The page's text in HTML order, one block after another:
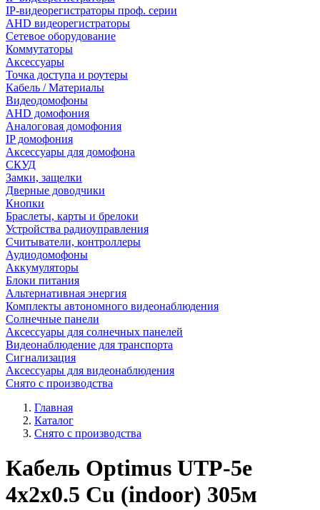
IP-видеорегистраторы проф. серии
AHD видеорегистраторы
Сетевое оборудование
Коммутаторы
Аксессуары
Точка доступа и роутеры
Кабель / Материалы
Видеодомофоны
AHD домофония
Аналоговая домофония
IP домофония
Аксессуары для домофона
СКУД
Замки, защелки
Дверные доводчики
Кнопки
Браслеты, карты и брелоки
Устройства радиоуправления
Считыватели, контроллеры
Аудиодомофоны
Аккумуляторы
Блоки питания
Альтернативная энергия
Комплекты автономного видеонаблюдения
Солнечные панели
Аксессуары для солнечных панелей
Видеонаблюдение для транспорта
Сигнализация
Аксессуары для видеонаблюдения
Снято с производства
Главная
Каталог
Снято с производства
Кабель Optimus UTP-5e
4x2x0.5 Cu (indoor) 305м